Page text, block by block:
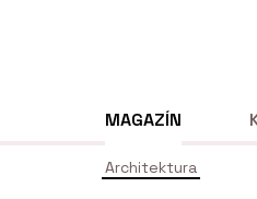
MAGAZÍN
Architektura